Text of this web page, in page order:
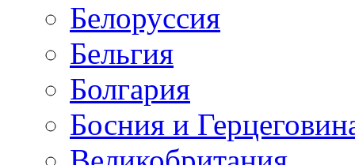
Белоруссия
Бельгия
Болгария
Босния и